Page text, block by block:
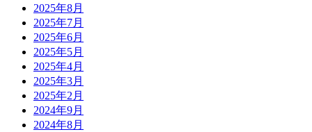
2025年8月
2025年7月
2025年6月
2025年5月
2025年4月
2025年3月
2025年2月
2024年9月
2024年8月